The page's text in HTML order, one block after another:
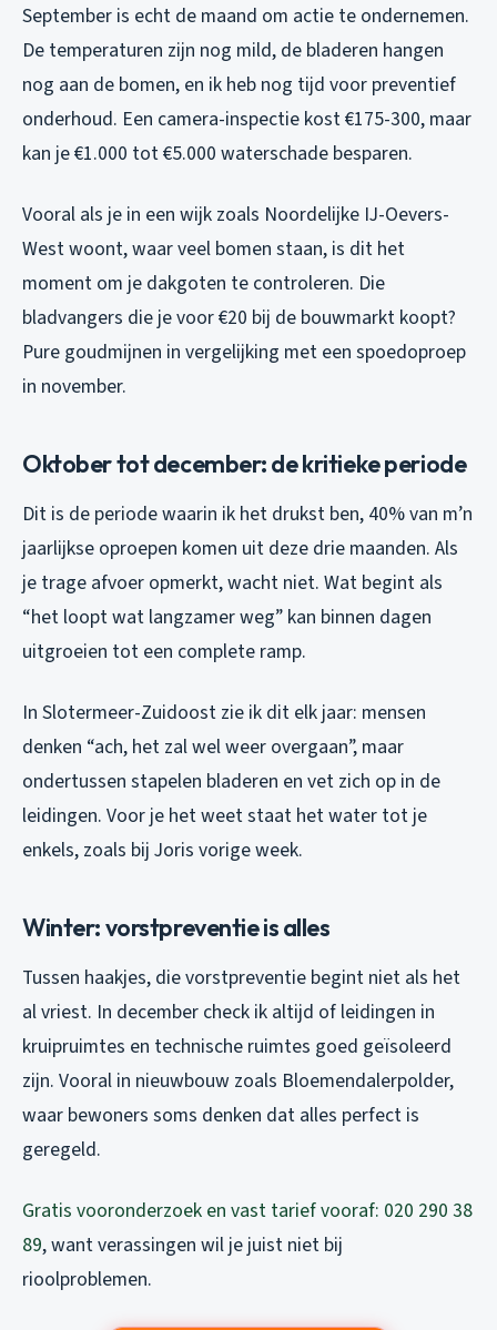
September is echt de maand om actie te ondernemen.
De temperaturen zijn nog mild, de bladeren hangen
nog aan de bomen, en ik heb nog tijd voor preventief
onderhoud. Een camera-inspectie kost €175-300, maar
kan je €1.000 tot €5.000 waterschade besparen.
Vooral als je in een wijk zoals Noordelijke IJ-Oevers-
West woont, waar veel bomen staan, is dit het
moment om je dakgoten te controleren. Die
bladvangers die je voor €20 bij de bouwmarkt koopt?
Pure goudmijnen in vergelijking met een spoedoproep
in november.
Oktober tot december: de kritieke periode
Dit is de periode waarin ik het drukst ben, 40% van m’n
jaarlijkse oproepen komen uit deze drie maanden. Als
je trage afvoer opmerkt, wacht niet. Wat begint als
“het loopt wat langzamer weg” kan binnen dagen
uitgroeien tot een complete ramp.
In Slotermeer-Zuidoost zie ik dit elk jaar: mensen
denken “ach, het zal wel weer overgaan”, maar
ondertussen stapelen bladeren en vet zich op in de
leidingen. Voor je het weet staat het water tot je
enkels, zoals bij Joris vorige week.
Winter: vorstpreventie is alles
Tussen haakjes, die vorstpreventie begint niet als het
al vriest. In december check ik altijd of leidingen in
kruipruimtes en technische ruimtes goed geïsoleerd
zijn. Vooral in nieuwbouw zoals Bloemendalerpolder,
waar bewoners soms denken dat alles perfect is
geregeld.
Gratis vooronderzoek en vast tarief vooraf: 020 290 38
89, want verassingen wil je juist niet bij
rioolproblemen.